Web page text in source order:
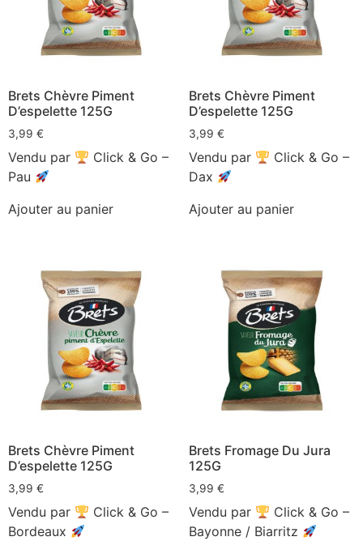
Brets Chèvre Piment
D’espelette 125G
3,99 €
Vendu par
Click & Go –
Pau
Ajouter au panier
Brets Chèvre Piment
D’espelette 125G
3,99 €
Vendu par
Click & Go –
Dax
Ajouter au panier
Brets Chèvre Piment
D’espelette 125G
3,99 €
Vendu par
Click & Go –
Bordeaux
Brets Fromage Du Jura
125G
3,99 €
Vendu par
Click & Go –
Bayonne / Biarritz